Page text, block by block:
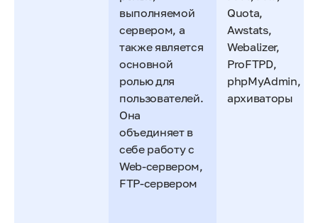
выполняемой
сервером, а
также является
основной
ролью для
пользователей.
Она
объединяет в
себе работу с
Web-сервером,
FTP-сервером
Quota,
Awstats,
Webalizer,
ProFTPD,
phpMyAdmin,
архиваторы